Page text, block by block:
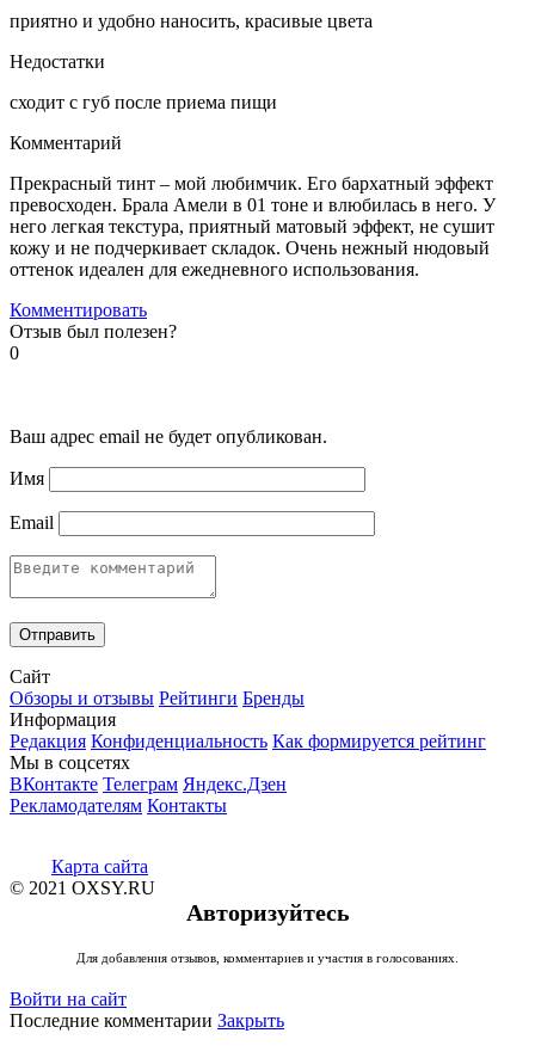
приятно и удобно наносить, красивые цвета
Недостатки
сходит с губ после приема пищи
Комментарий
Прекрасный тинт – мой любимчик. Его бархатный эффект
превосходен. Брала Амели в 01 тоне и влюбилась в него. У
него легкая текстура, приятный матовый эффект, не сушит
кожу и не подчеркивает складок. Очень нежный нюдовый
оттенок идеален для ежедневного использования.
Комментировать
Отзыв был полезен?
0
Ваш адрес email не будет опубликован.
Имя
Email
Сайт
Обзоры и отзывы Рейтинги Бренды
Информация
Редакция Конфиденциальность Как формируется рейтинг
Мы в соцсетях
ВКонтакте Телеграм Яндекс.Дзен
Рекламодателям Контакты
Карта сайта
© 2021 OXSY.RU
Авторизуйтесь
Для добавления отзывов, комментариев и участия в голосованиях.
Войти на сайт
Последние комментарии Закрыть